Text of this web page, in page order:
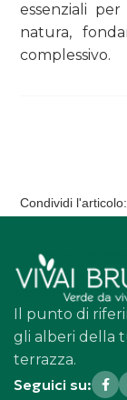
essenziali
natura,
complessivo.
Condividi l'articolo:
Il punto di
gli alberi della
terrazza.
Seguici su: